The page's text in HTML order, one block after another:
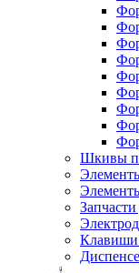
Шкивы
Клавиши